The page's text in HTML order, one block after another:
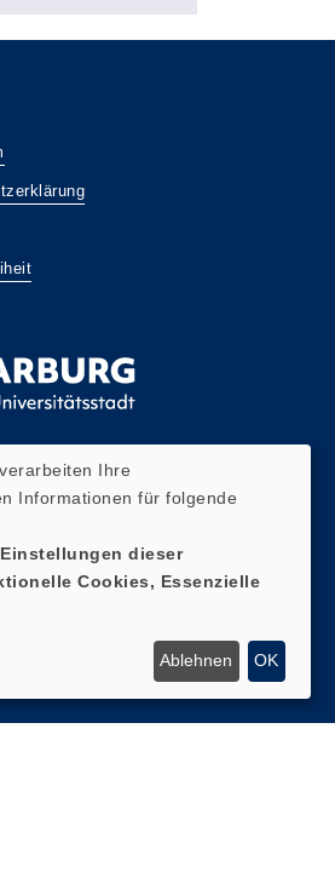
Ihre
Informationen für folgende
dieser
Cookies, Essenzielle
Ablehnen OK